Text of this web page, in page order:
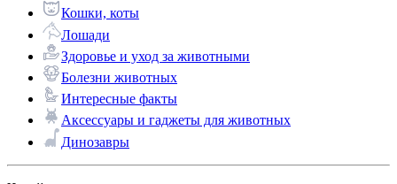
Кошки, коты
Лошади
Здоровье и уход за животными
Болезни животных
Интересные факты
Аксессуары и гаджеты для животных
Динозавры